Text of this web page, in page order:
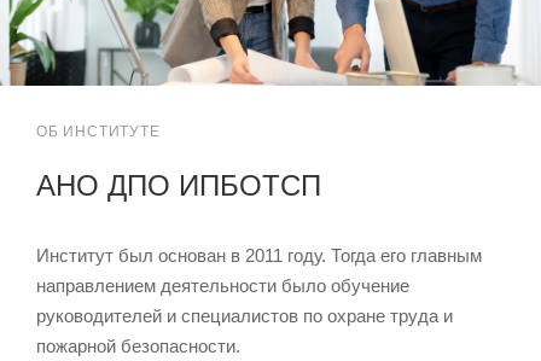
ОБ ИНСТИТУТЕ
АНО ДПО ИПБОТСП
Институт был основан в 2011 году. Тогда его главным
направлением деятельности было обучение
руководителей и специалистов по охране труда и
пожарной безопасности.